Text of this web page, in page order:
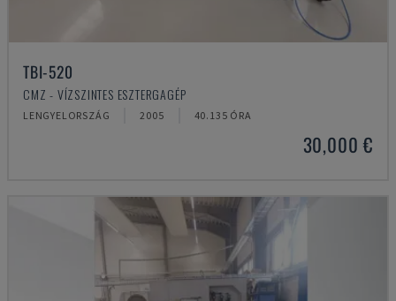
TBI-520
CMZ - VÍZSZINTES ESZTERGAGÉP
LENGYELORSZÁG 2005 40.135 ÓRA
30,000 €